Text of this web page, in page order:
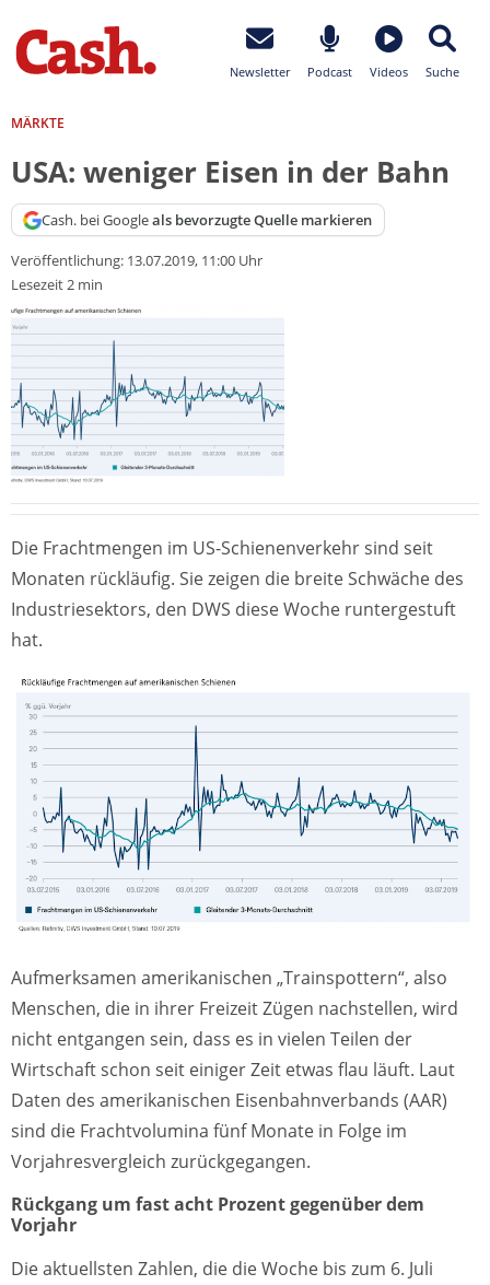
Newsletter Podcast Videos Suche
MÄRKTE
USA: weniger Eisen in der Bahn
Cash. bei Googleals bevorzugte Quelle markieren
Veröffentlichung: 13.07.2019, 11:00 Uhr
Lesezeit 2 min
Die Frachtmengen im US-Schienenverkehr sind seit
Monaten rückläufig. Sie zeigen die breite Schwäche des
Industriesektors, den DWS diese Woche runtergestuft
hat.
Aufmerksamen amerikanischen „Trainspottern“, also
Menschen, die in ihrer Freizeit Zügen nachstellen, wird
nicht entgangen sein, dass es in vielen Teilen der
Wirtschaft schon seit einiger Zeit etwas flau läuft. Laut
Daten des amerikanischen Eisenbahnverbands (AAR)
sind die Frachtvolumina fünf Monate in Folge im
Vorjahresvergleich zurückgegangen.
Rückgang um fast acht Prozent gegenüber dem
Vorjahr
Die aktuellsten Zahlen, die die Woche bis zum 6. Juli